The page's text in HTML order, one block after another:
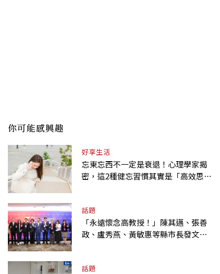
你可能感興趣
好享生活
忘東忘西不一定是衰退！心理學家揭
密，這2種健忘習慣其實是「高效思
話題
「永遠懷念高教授！」陳其邁、張善
政、盧秀燕、黃敏惠等縣市長發文弔
話題